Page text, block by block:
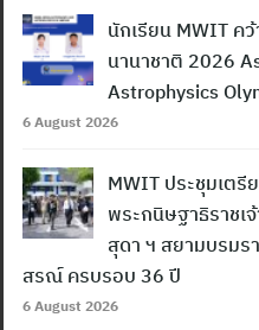
นักเรียน MWIT ค
นานาชาติ 2026
Astrophysics
6 August 2026
MWIT ประชุมเตรี
พระกนิษฐาธิราชเ
สุดา ฯ สยามบรมร
สรณ์ ครบรอบ 36 ปี
6 August 2026